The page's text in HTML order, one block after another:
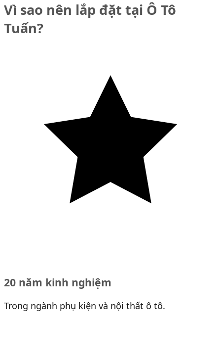
Vì sao nên lắp đặt tại Ô Tô
Tuấn?
20 năm kinh nghiệm
Trong ngành phụ kiện và nội thất ô tô.